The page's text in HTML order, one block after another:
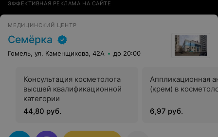
ЭФФЕКТИВНАЯ РЕКЛАМА НА САЙТЕ
МЕДИЦИНСКИЙ ЦЕНТР
Семёрка
Гомель, ул. Каменщикова, 42А до 20:00
Консультация косметолога
высшей квалификационной
категории
44,80 руб.
Аппликационная
(крем) в
6,97 руб.